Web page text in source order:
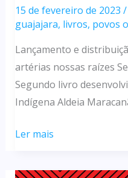
15 de fevereiro de 2023 /
guajajara, livros, povos
Lançamento e
artérias nossas raízes
Segundo livro
Indígena Aldeia
LANÇAMENTO
LIVRO
Ler mais